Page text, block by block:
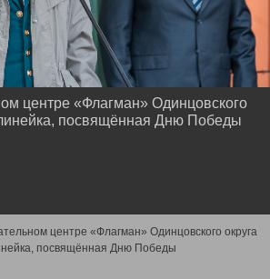
центре «Флагман» Одинцовского округа
посвящённая Дню Победы
центре «Флагман» Одинцовского
посвящённая Дню Победы